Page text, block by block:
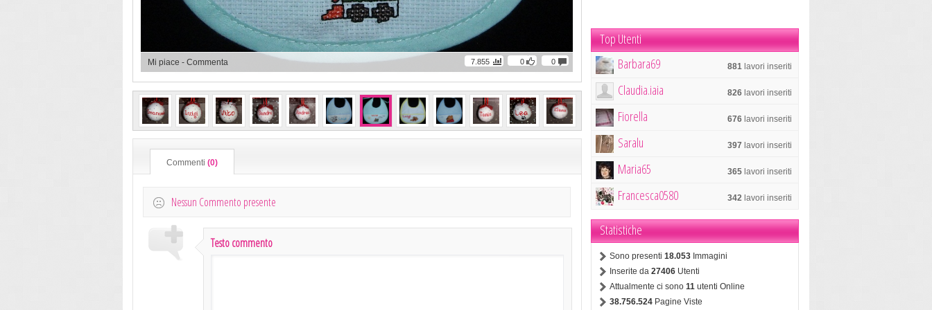
Mi piace - Commenta 7.855 0
0
Commenti (0)
Nessun Commento presente
Testo commento
Top Utenti
Barbara69
881 lavori inseriti
Claudia.iaia 826 lavori inseriti
Fiorella 676 lavori inseriti
Saralu 397 lavori inseriti
Maria65 365 lavori inseriti
Francesca0580 342 lavori inseriti
Statistiche
Sono presenti 18.053 Immagini
Inserite da 27406 Utenti
Attualmente ci sono 11 utenti Online
38.756.524 Pagine Viste